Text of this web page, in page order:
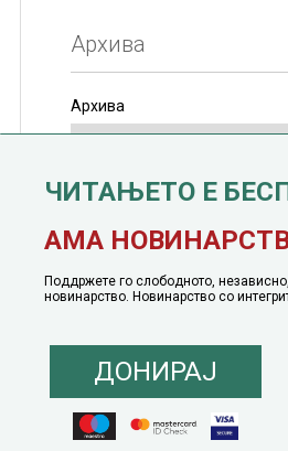
Архива
Архива
јануари, 1991 година
© 2016 - 2026 Сакам Да Кажам. Сите
Понуда за политичко
Политика на инклузија
Кодекс на
ЧИТАЊЕТО Е
АМА
Поддржете го слободното,
новинарство. Новинарство со
ДОНИРАЈ